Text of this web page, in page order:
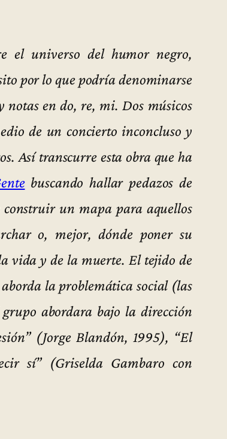
el universo del humor negro,
por lo que podría denominarse
notas en do, re, mi. Dos músicos
de un concierto inconcluso y
Así transcurre esta obra que ha
buscando hallar pedazos de
un mapa para aquellos
o, mejor, dónde poner su
vida y de la muerte. El tejido de
la problemática social (las
abordara bajo la dirección
(Jorge Blandón, 1995), “El
sí” (Griselda Gambaro con